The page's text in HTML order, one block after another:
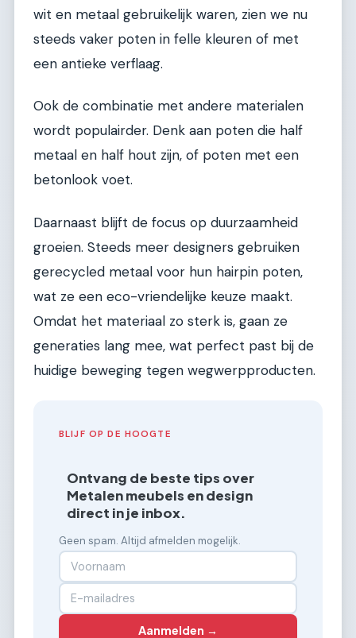
wit en metaal gebruikelijk waren, zien we nu
steeds vaker poten in felle kleuren of met
een antieke verflaag.
Ook de combinatie met andere materialen
wordt populairder. Denk aan poten die half
metaal en half hout zijn, of poten met een
betonlook voet.
Daarnaast blijft de focus op duurzaamheid
groeien. Steeds meer designers gebruiken
gerecycled metaal voor hun hairpin poten,
wat ze een eco-vriendelijke keuze maakt.
Omdat het materiaal zo sterk is, gaan ze
generaties lang mee, wat perfect past bij de
huidige beweging tegen wegwerpproducten.
BLIJF OP DE HOOGTE
Ontvang de beste tips over
Metalen meubels en design
direct in je inbox.
Geen spam. Altijd afmelden mogelijk.
Aanmelden →